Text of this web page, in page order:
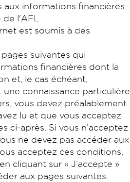
aux informations financières
l'AFL
est soumis à des
suivantes qui
financières dont la
et, le cas échéant,
connaissance particulière
vous devez préalablement
lu et que vous acceptez
ci-après. Si vous n’acceptez
ne devez pas accéder aux
acceptez ces conditions,
cliquant sur « J’accepte »
aux pages suivantes.